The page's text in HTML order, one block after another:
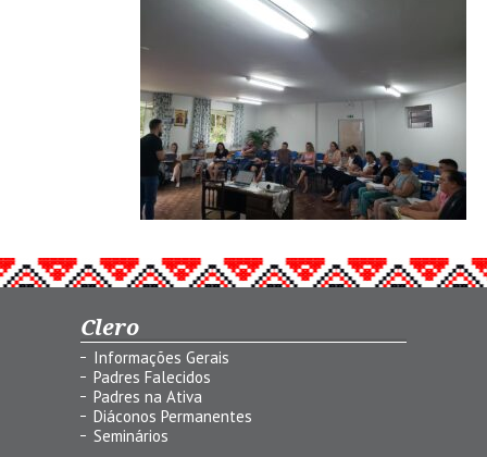
Clero
Informações Gerais
Padres Falecidos
Padres na Ativa
Diáconos Permanentes
Seminários